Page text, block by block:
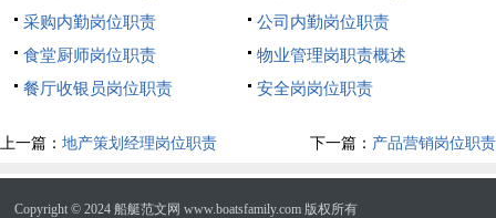
采购内勤岗位职责
公司内勤岗位职责
食堂厨师岗位职责
物业管理岗职责概述
餐厅收银员岗位职责
安全岗岗位职责
上一篇： 地产策划经理岗位职责 下一篇： 产品营销岗位职责
Copyright © 2024船艇范文网 www.boatsfamily.com 版权所有